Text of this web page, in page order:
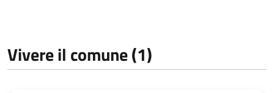
Vivere il comune (1)